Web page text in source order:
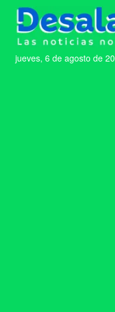
jueves, 6 de agosto de